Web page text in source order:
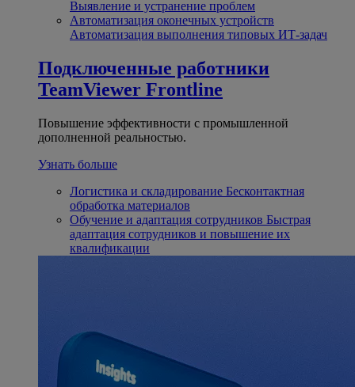
Выявление и устранение проблем
Автоматизация оконечных устройств
Автоматизация выполнения типовых ИТ-задач
Подключенные работники
TeamViewer Frontline
Повышение эффективности с промышленной
дополненной реальностью.
Узнать больше
Логистика и складирование Бесконтактная
обработка материалов
Обучение и адаптация сотрудников Быстрая
адаптация сотрудников и повышение их
квалификации